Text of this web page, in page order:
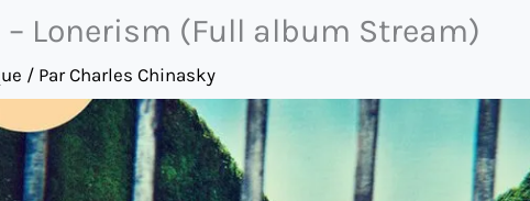
– Lonerism (Full album Stream)
/ ParCharles Chinasky